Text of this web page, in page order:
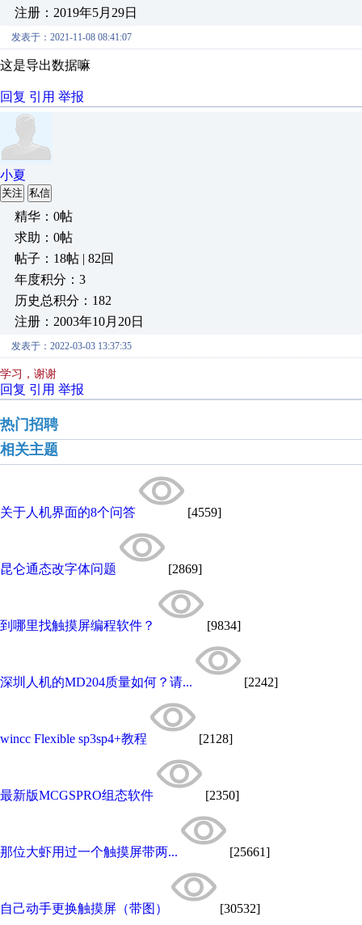
注册：2019年5月29日
发表于：2021-11-08 08:41:07
这是导出数据嘛
回复 引用 举报
小夏
关注 私信
精华：0帖
求助：0帖
帖子：18帖 | 82回
年度积分：3
历史总积分：182
注册：2003年10月20日
发表于：2022-03-03 13:37:35
学习，谢谢
回复 引用 举报
热门招聘
相关主题
关于人机界面的8个问答 [4559]
昆仑通态改字体问题 [2869]
到哪里找触摸屏编程软件？ [9834]
深圳人机的MD204质量如何？请... [2242]
wincc Flexible sp3sp4+教程 [2128]
最新版MCGSPRO组态软件 [2350]
那位大虾用过一个触摸屏带两... [25661]
自己动手更换触摸屏（带图） [30532]